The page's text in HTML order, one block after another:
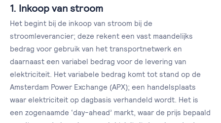
1. Inkoop van stroom
Het begint bij de inkoop van stroom bij de
stroomleverancier; deze rekent een vast maandelijks
bedrag voor gebruik van het transportnetwerk en
daarnaast een variabel bedrag voor de levering van
elektriciteit. Het variabele bedrag komt tot stand op de
Amsterdam Power Exchange (APX); een handelsplaats
waar elektriciteit op dagbasis verhandeld wordt. Het is
een zogenaamde ‘day-ahead’ markt, waar de prijs bepaald